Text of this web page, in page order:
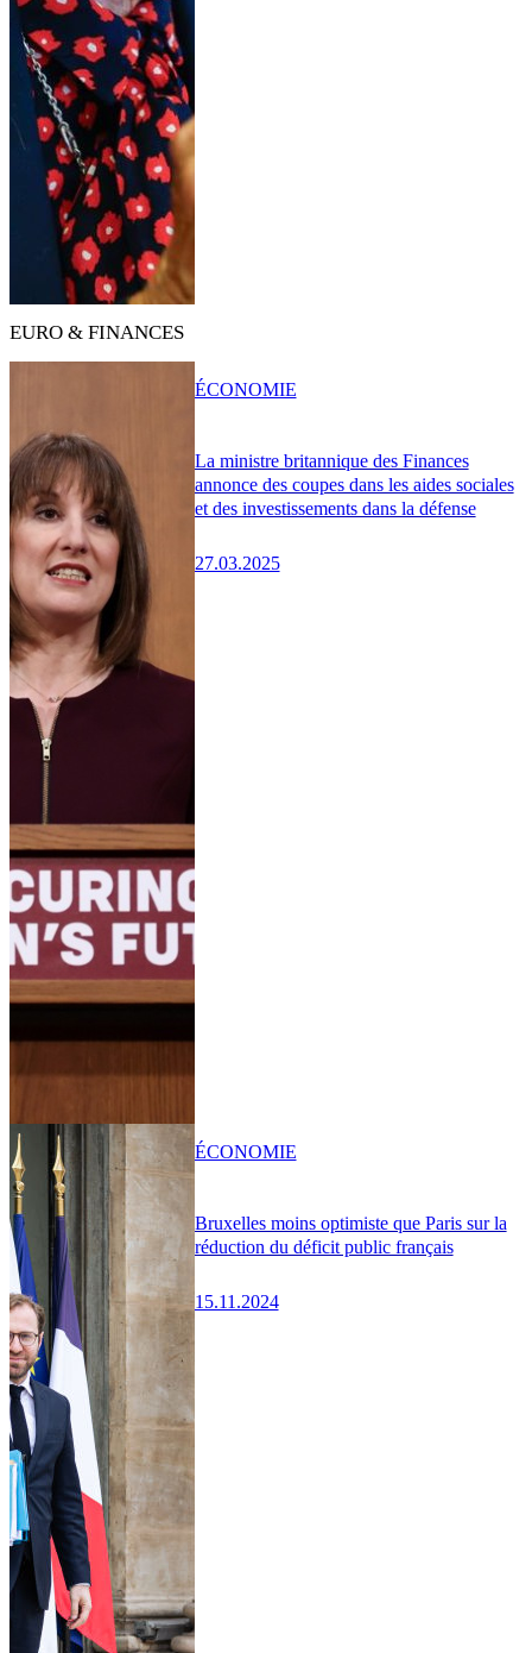
EURO & FINANCES
La ministre britannique des Finances
annonce des coupes dans les aides sociales
et des investissements dans la défense
27.03.2025
ÉCONOMIE
Bruxelles moins optimiste que Paris sur la
réduction du déficit public français
15.11.2024
ÉCONOMIE